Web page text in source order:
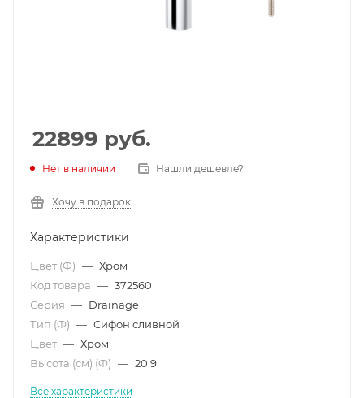
22899 руб.
Нет в наличии Нашли дешевле?
Хочу в подарок
Характеристики
Цвет (Ф) — Хром
Код товара — 372560
Серия — Drainage
Тип (Ф) — Сифон сливной
Цвет — Хром
Высота (см) (Ф) — 20.9
Все характеристики